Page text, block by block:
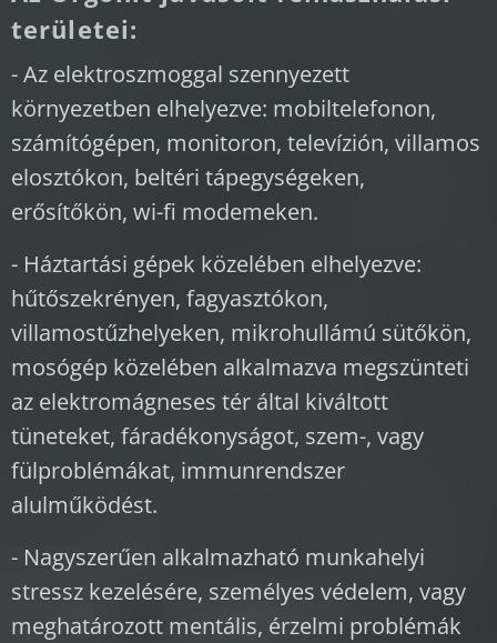
területei:
- Az elektroszmoggal szennyezett
környezetben elhelyezve: mobiltelefonon,
számítógépen, monitoron, televízión, villamos
elosztókon, beltéri tápegységeken,
erősítőkön, wi-fi modemeken.
- Háztartási gépek közelében elhelyezve:
hűtőszekrényen, fagyasztókon,
villamostűzhelyeken, mikrohullámú sütőkön,
mosógép közelében alkalmazva megszünteti
az elektromágneses tér által kiváltott
tüneteket, fáradékonyságot, szem-, vagy
fülproblémákat, immunrendszer
alulműködést.
- Nagyszerűen alkalmazható munkahelyi
stressz kezelésére, személyes védelem, vagy
meghatározott mentális, érzelmi problémák